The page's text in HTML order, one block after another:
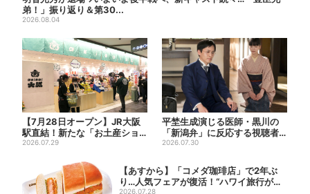
弟！」振り返り＆第30...
2026.08.04
【7月28日オープン】JR大阪
駅直結！新たな「お土産ショ
ップ」、銘菓バラ売りで地...
2026.07.29
平埜生成演じる医師・黒川の
「新潟弁」に反応する視聴者
続出「グッときた」
2026.07.30
【あすから】「コメダ珈琲店」で2年ぶ
り…人気フェアが復活！“ハワイ旅行が当
2026.07.28